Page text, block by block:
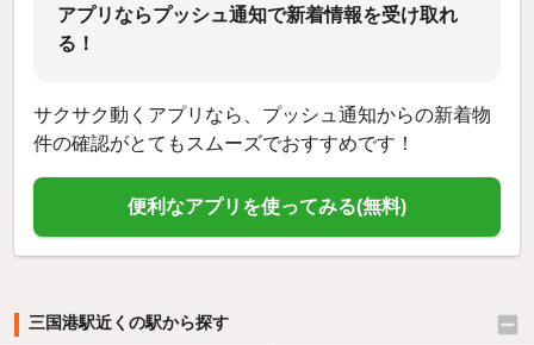
アプリならプッシュ通知で新着情報を受け取れ
る！
サクサク動くアプリなら、プッシュ通知からの新着物
件の確認がとてもスムーズでおすすめです！
便利なアプリを使ってみる(無料)
三国港駅近くの駅から探す